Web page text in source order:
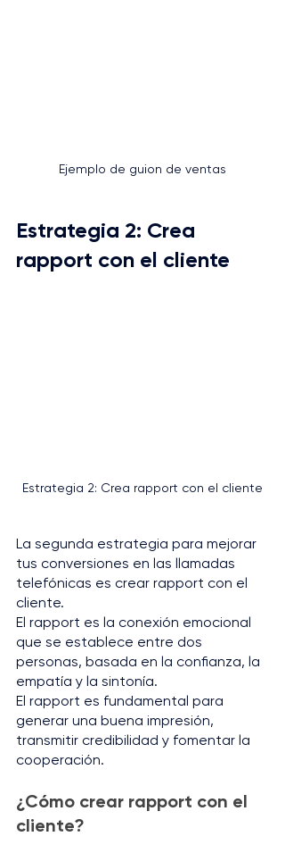
Ejemplo de guion de ventas
Estrategia 2: Crea
rapport con el cliente
Estrategia 2: Crea rapport con el cliente
La segunda estrategia para mejorar
tus conversiones en las llamadas
telefónicas es crear rapport con el
cliente.
El rapport es la conexión emocional
que se establece entre dos
personas, basada en la confianza, la
empatía y la sintonía.
El rapport es fundamental para
generar una buena impresión,
transmitir credibilidad y fomentar la
cooperación.
¿Cómo crear rapport con el
cliente?